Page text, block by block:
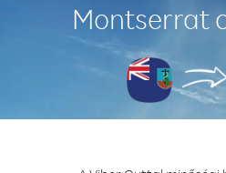
Montserrat